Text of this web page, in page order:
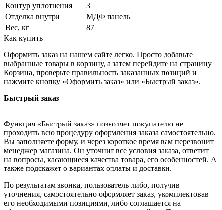
Контур уплотнения
3
Отделка внутри
МДФ панель
Вес, кг
87
Как купить
Оформить заказ на нашем сайте легко. Просто добавьте
выбранные товары в корзину, а затем перейдите на страницу
Корзина, проверьте правильность заказанных позиций и
нажмите кнопку «Оформить заказ» или «Быстрый заказ».
Быстрый заказ
Функция «Быстрый заказ» позволяет покупателю не
проходить всю процедуру оформления заказа самостоятельно.
Вы заполняете форму, и через короткое время вам перезвонит
менеджер магазина. Он уточнит все условия заказа, ответит
на вопросы, касающиеся качества товара, его особенностей. А
также подскажет о вариантах оплаты и доставки.
По результатам звонка, пользователь либо, получив
уточнения, самостоятельно оформляет заказ, укомплектовав
его необходимыми позициями, либо соглашается на